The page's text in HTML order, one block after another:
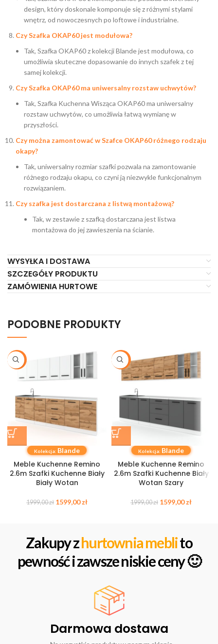
design, który doskonale komponuje się z różnymi stylami
wnętrz, od nowoczesnych po loftowe i industrialne.
Czy Szafka OKAP60 jest modułowa?
Tak, Szafka OKAP60 z kolekcji Blande jest modułowa, co
umożliwia skuteczne dopasowanie do innych szafek z tej
samej kolekcji.
Czy Szafka OKAP60 ma uniwersalny rozstaw uchwytów?
Tak, Szafka Kuchenna Wisząca OKAP60 ma uniwersalny
rozstaw uchwytów, co umożliwia łatwą wymianę w
przyszłości.
Czy można zamontować w Szafce OKAP60 różnego rodzaju
okapy?
Tak, uniwersalny rozmiar szafki pozwala na zamontowanie
różnego rodzaju okapu, co czyni ją niezwykle funkcjonalnym
rozwiązaniem.
Czy szafka jest dostarczana z listwą montażową?
Tak, w zestawie z szafką dostarczana jest listwa
montażowa do jej zawieszenia na ścianie.
WYSYŁKA I DOSTAWA
SZCZEGÓŁY PRODUKTU
ZAMÓWIENIA HURTOWE
PODOBNE PRODUKTY
-20%
Kolekcja: Blande
Meble Kuchenne Remino
2.6m Szafki Kuchenne Biały
Biały Wotan
1999,00zł 1599,00zł
-20%
Kolekcja: Blande
Meble Kuchenne Remino
2.6m Szafki Kuchenne Biały
Wotan Szary
1999,00zł 1599,00zł
Zakupy zhurtownia meblito
pewność i zawsze niskie ceny 🙂
Darmowa dostawa